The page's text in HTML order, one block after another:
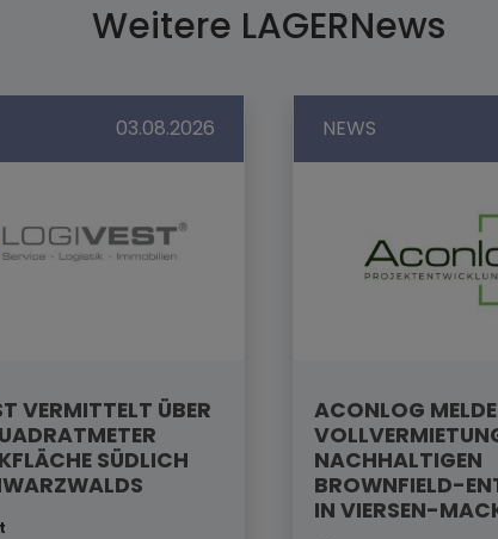
Weitere LAGERNews
03.08.2026
VERMITTELT ÜBER
SÜDLICH
NEWS
ACONLOG
NACHHALTIGEN
BROWNFIELD-
IN VIERSEN-